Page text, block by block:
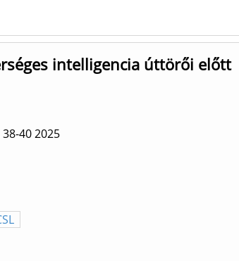
intelligencia úttörői előtt
402025